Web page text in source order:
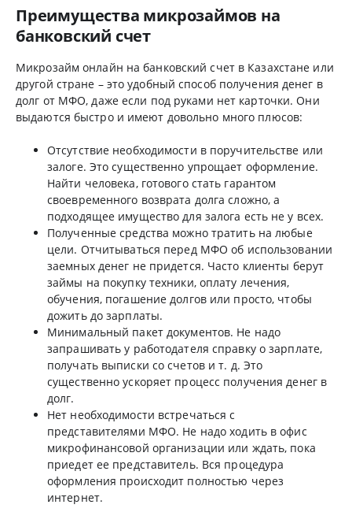
Преимущества микрозаймов на
банковский счет
Микрозайм онлайн на банковский счет в Казахстане или
другой стране – это удобный способ получения денег в
долг от МФО, даже если под руками нет карточки. Они
выдаются быстро и имеют довольно много плюсов:
Отсутствие необходимости в поручительстве или
залоге. Это существенно упрощает оформление.
Найти человека, готового стать гарантом
своевременного возврата долга сложно, а
подходящее имущество для залога есть не у всех.
Полученные средства можно тратить на любые
цели. Отчитываться перед МФО об использовании
заемных денег не придется. Часто клиенты берут
займы на покупку техники, оплату лечения,
обучения, погашение долгов или просто, чтобы
дожить до зарплаты.
Минимальный пакет документов. Не надо
запрашивать у работодателя справку о зарплате,
получать выписки со счетов и т. д. Это
существенно ускоряет процесс получения денег в
долг.
Нет необходимости встречаться с
представителями МФО. Не надо ходить в офис
микрофинансовой организации или ждать, пока
приедет ее представитель. Вся процедура
оформления происходит полностью через
интернет.